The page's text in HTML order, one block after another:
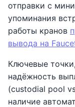
отправки с
упоминания
работы кранов
вывода на
Ключевые
надёжность
(custodial pool
наличие